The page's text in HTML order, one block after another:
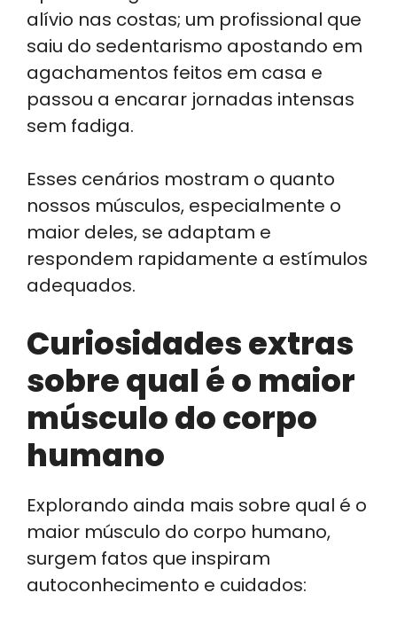
alívio nas costas; um profissional que
saiu do sedentarismo apostando em
agachamentos feitos em casa e
passou a encarar jornadas intensas
sem fadiga.
Esses cenários mostram o quanto
nossos músculos, especialmente o
maior deles, se adaptam e
respondem rapidamente a estímulos
adequados.
Curiosidades extras
sobre qual é o maior
músculo do corpo
humano
Explorando ainda mais sobre qual é o
maior músculo do corpo humano,
surgem fatos que inspiram
autoconhecimento e cuidados: